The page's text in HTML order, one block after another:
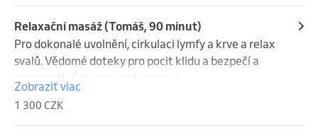
a zlepší mobilitu.
Relaxační masáž (Tomáš, 90 minut)
Pro dokonalé uvolnění, cirkulaci lymfy a krve a relax
svalů. Vědomé doteky pro pocit klidu a bezpečí a
rozproudění stagnované energie.
Zobraziť viac
1 300 CZK